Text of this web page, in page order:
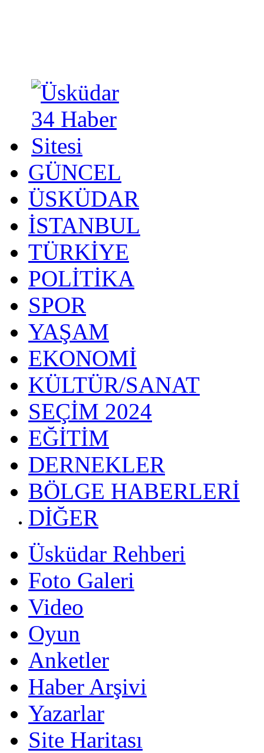
GÜNCEL
ÜSKÜDAR
İSTANBUL
TÜRKİYE
POLİTİKA
SPOR
YAŞAM
EKONOMİ
KÜLTÜR/SANAT
SEÇİM 2024
EĞİTİM
DERNEKLER
BÖLGE HABERLERİ
DİĞER
Üsküdar Rehberi
Foto Galeri
Video
Oyun
Anketler
Haber Arşivi
Yazarlar
Site Haritası